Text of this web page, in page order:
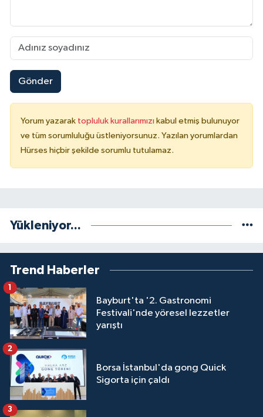
Gönder
Yorum yazarak topluluk kurallarımızı kabul etmiş bulunuyor
ve tüm sorumluluğu üstleniyorsunuz. Yazılan yorumlardan
Hürses hiçbir şekilde sorumlu tutulamaz.
Yükleniyor...
Trend Haberler
Bayburt'ta '2. Gastronomi
Festivali'nde yöresel lezzetler
yarıştı
1
Borsa İstanbul'da gong Quick
Sigorta için çaldı
2
3